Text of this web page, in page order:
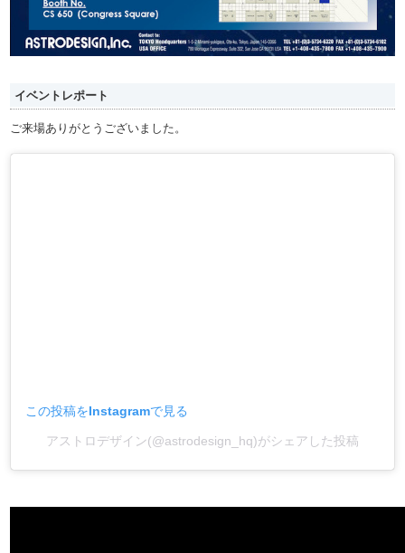
イベントレポート
ご来場ありがとうございました。
この投稿をInstagramで見る
アストロデザイン(@astrodesign_hq)がシェアした投稿